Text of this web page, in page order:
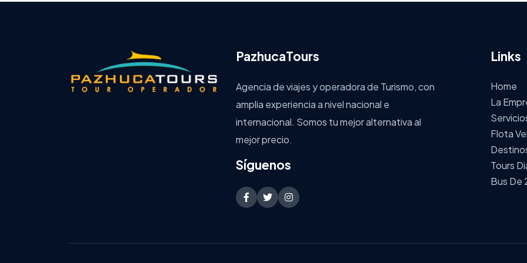
PazhucaTours
Agencia de viajes y operadora de Turismo, con
amplia experiencia a nivel nacional e
internacional. Somos tu mejor alternativa al
mejor precio.
Síguenos
Links
Home
La
Flota
Tours
Bus De